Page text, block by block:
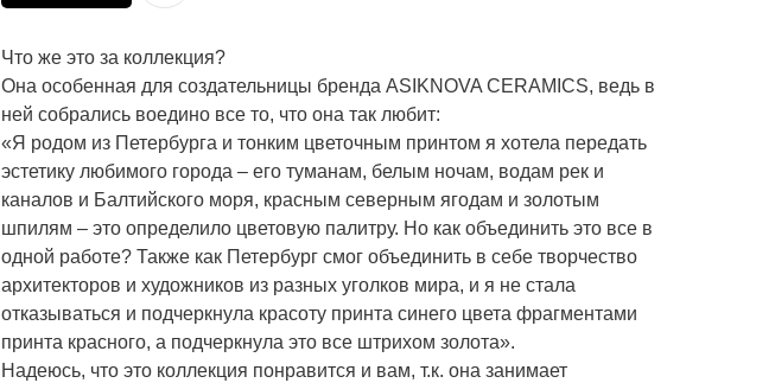
Что же это за коллекция?
Она особенная для создательницы бренда ASIKNOVA CERAMICS, ведь в
ней собрались воедино все то, что она так любит:
«Я родом из Петербурга и тонким цветочным принтом я хотела передать
эстетику любимого города – его туманам, белым ночам, водам рек и
каналов и Балтийского моря, красным северным ягодам и золотым
шпилям – это определило цветовую палитру. Но как объединить это все в
одной работе? Также как Петербург смог объединить в себе творчество
архитекторов и художников из разных уголков мира, и я не стала
отказываться и подчеркнула красоту принта синего цвета фрагментами
принта красного, а подчеркнула это все штрихом золота».
Надеюсь, что это коллекция понравится и вам, т.к. она занимает